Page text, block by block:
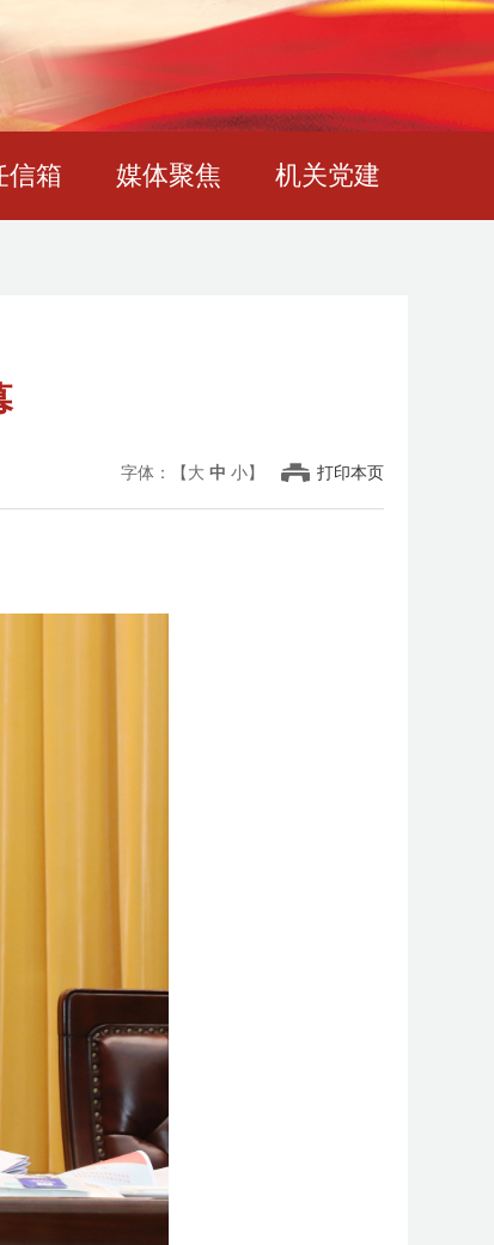
信箱 媒体聚焦 机关党建
字体：【大 中 小】 打印本页